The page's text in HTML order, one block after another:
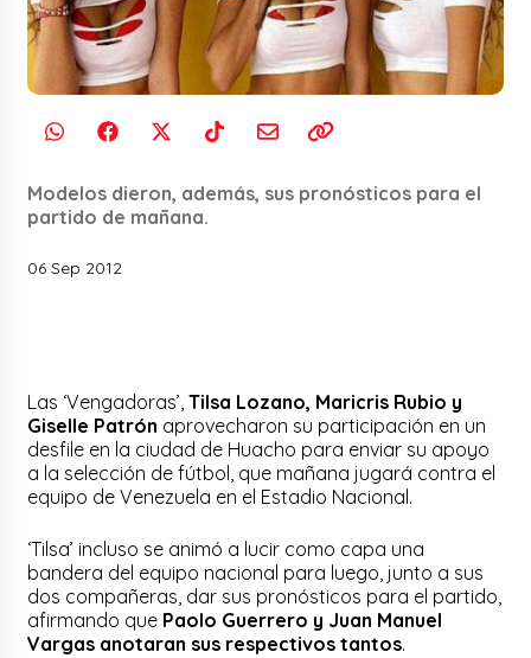
Modelos dieron, además, sus pronósticos para el
partido de mañana.
06 Sep 2012
Las ‘Vengadoras’,Tilsa Lozano, Maricris Rubio y
Giselle Patrón aprovecharon su participación en un
desfile en la ciudad de Huacho para enviar su apoyo
a la selección de fútbol, que mañana jugará contra el
equipo de Venezuela en el Estadio Nacional.
‘Tilsa’ incluso se animó a lucir como capa una
bandera del equipo nacional para luego, junto a sus
dos compañeras, dar sus pronósticos para el partido,
afirmando que Paolo Guerrero y Juan Manuel
Vargas anotaran sus respectivos tantos.